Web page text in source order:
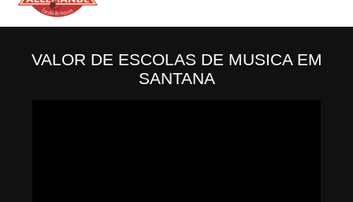
VALOR DE ESCOLAS DE MUSICA EM
SANTANA